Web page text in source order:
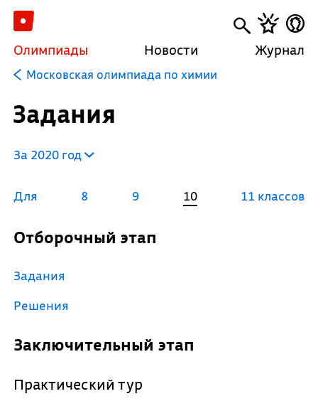
Олимпиады Новости Журнал
Московская олимпиада по химии
Задания
За 2020 год
Для 8 9 10 11 классов
Отборочный этап
Задания
Решения
Заключительный этап
Практический тур